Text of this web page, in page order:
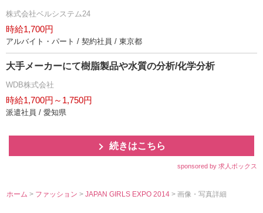
株式会社ベルシステム24
時給1,700円
アルバイト・パート / 契約社員 / 東京都
大手メーカーにて樹脂製品や水質の分析/化学分析
WDB株式会社
時給1,700円～1,750円
派遣社員 / 愛知県
続きはこちら
sponsored by 求人ボックス
ホーム > ファッション>JAPAN GIRLS EXPO 2014> 画像・写真詳細